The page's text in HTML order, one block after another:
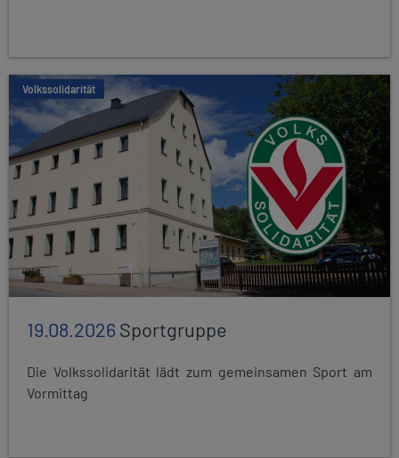
Volkssolidarität
19.08.2026Sportgruppe
Die Volkssolidarität lädt zum gemeinsamen Sport am
Vormittag